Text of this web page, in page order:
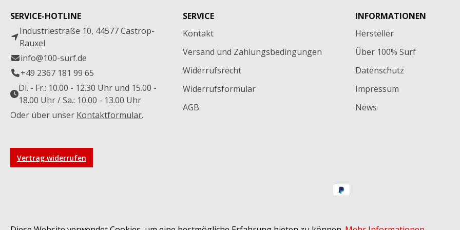
SERVICE-HOTLINE
Industriestraße 10, 44577 Castrop-
Rauxel
info@100-surf.de
+49 2367 181 99 65
Di. - Fr.: 10.00 - 12.30 Uhr und 15.00 -
18.00 Uhr / Sa.: 10.00 - 13.00 Uhr
Oder über unser Kontaktformular.
Vertrag widerrufen
SERVICE
Kontakt
Versand und Zahlungsbedingungen
Widerrufsrecht
Widerrufsformular
AGB
INFORMATIONEN
Hersteller
Über 100% Surf
Datenschutz
Impressum
News